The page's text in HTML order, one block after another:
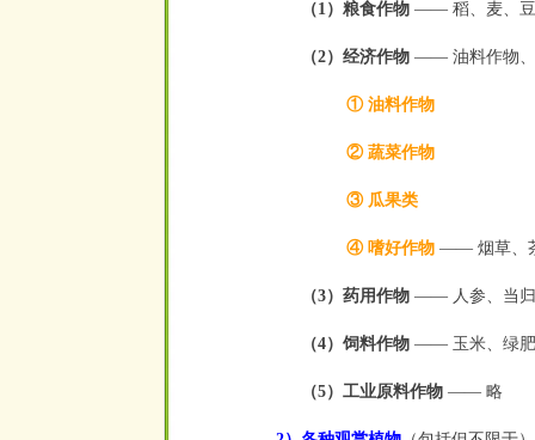
（1）粮食作物 —— 稻、麦、豆
（2）经济作物 —— 油料作物、
① 油料作物
② 蔬菜作物
③ 瓜果类
④ 嗜好作物 —— 烟草、
（3）药用作物 —— 人参、当
（4）饲料作物 —— 玉米、绿
（5）工业原料作物 —— 略